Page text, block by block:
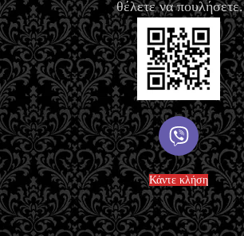
θέλετε να πουλήσετε.
Κάντε κλήση